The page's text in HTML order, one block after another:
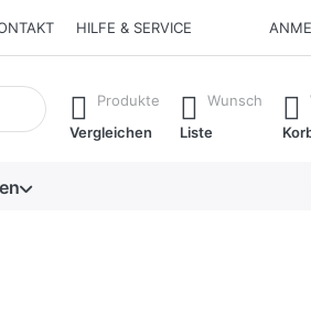
HILFE & SERVICE
erste Ergebnisse. Drücken Sie
Produkte
Vergleichen
Wunsch
Liste